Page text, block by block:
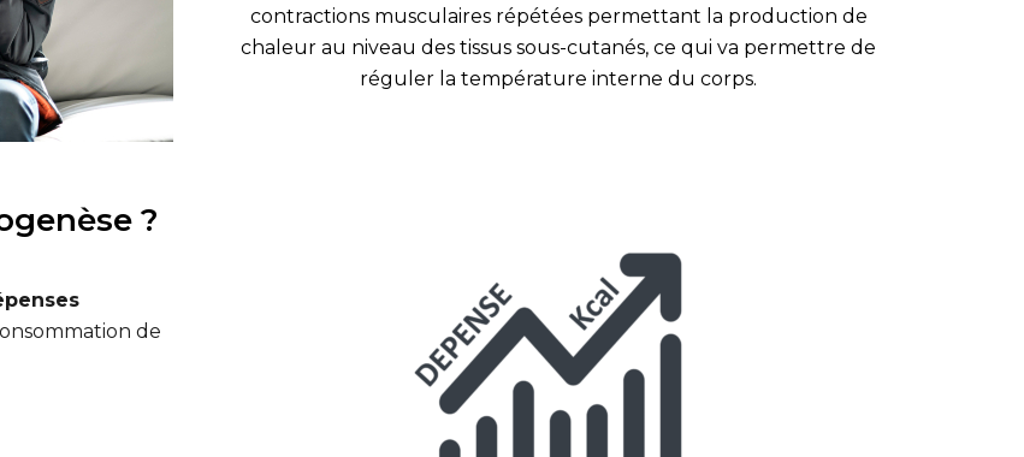
?
de
contractions musculaires répétées permettant la production de
chaleur au niveau des tissus sous-cutanés, ce qui va permettre de
réguler la température interne du corps.